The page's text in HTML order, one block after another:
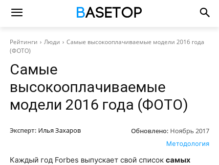
Рейтинги Люди
Самые высокооплачиваемые модели 2016 года
(ФОТО)
Самые
высокооплачиваемые
модели 2016 года (ФОТО)
Эксперт: Илья Захаров Обновлено: Ноябрь 2017
Методология
Каждый год Forbes выпускает свой список самых